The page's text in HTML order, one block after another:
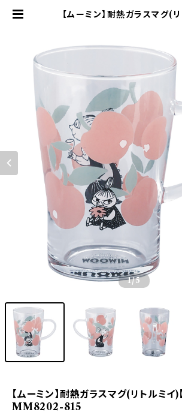
【ムーミン】耐熱ガラスマグ(
店 公式オンラインショップ
1/5
【ムーミン】耐熱ガラスマグ(リトルミイ
MM8202-815